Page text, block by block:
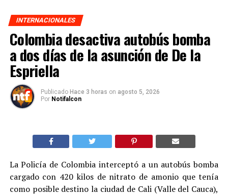
INTERNACIONALES
Colombia desactiva autobús bomba
a dos días de la asunción de De la
Espriella
Publicado Hace 3 horas on agosto 5, 2026
Por Notifalcon
La Policía de Colombia interceptó a un autobús bomba
cargado con 420 kilos de nitrato de amonio que tenía
como posible destino la ciudad de Cali (Valle del Cauca),